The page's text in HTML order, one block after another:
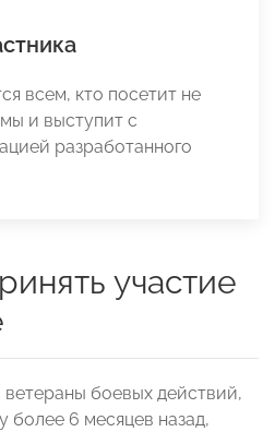
всем, кто посетит не
и выступит с
разработанного
участие
боевых действий,
6 месяцев назад,